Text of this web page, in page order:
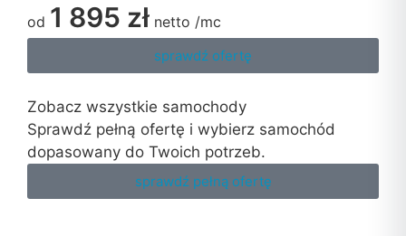
od 1 895 zł netto /mc
sprawdź ofertę
Zobacz wszystkie samochody
Sprawdź pełną ofertę i wybierz samochód
dopasowany do Twoich potrzeb.
sprawdź pełną ofertę